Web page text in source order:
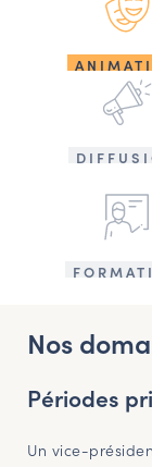
Nos
Périodes
Un vice-